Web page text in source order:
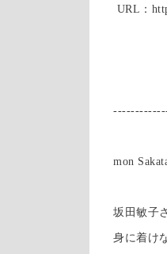
URL：
mon
坂田敏子
身に着け